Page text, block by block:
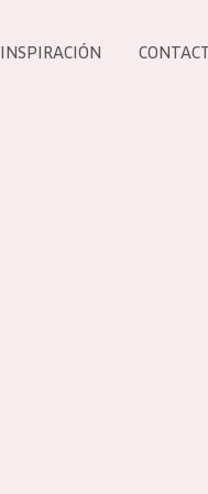
INSPIRACIÓN